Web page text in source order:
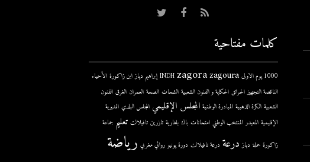
كلمات مفتاحية
1000 يوم الاولى INDH zagorazagoura إبراهيم دياز ابن زاكورة الأحياء
الناقصة التجهيز الحرائق الحكاية و الفنون الشعبية الشحات الصحة العمران الغرق الفنون
الشعبية الكرة الذهبية المبادرة الوطنية المجلس الإقليمي المجلس البلدي المديرية
الإقليمية المعيدر المنتخب الوطني امتحانات باك بلغارية تازرين تافيلالت تعليم جماعة
زاكورة حملة دباز درعة درعة تافيلالت دورة يونيو روائي مغربي رياضة